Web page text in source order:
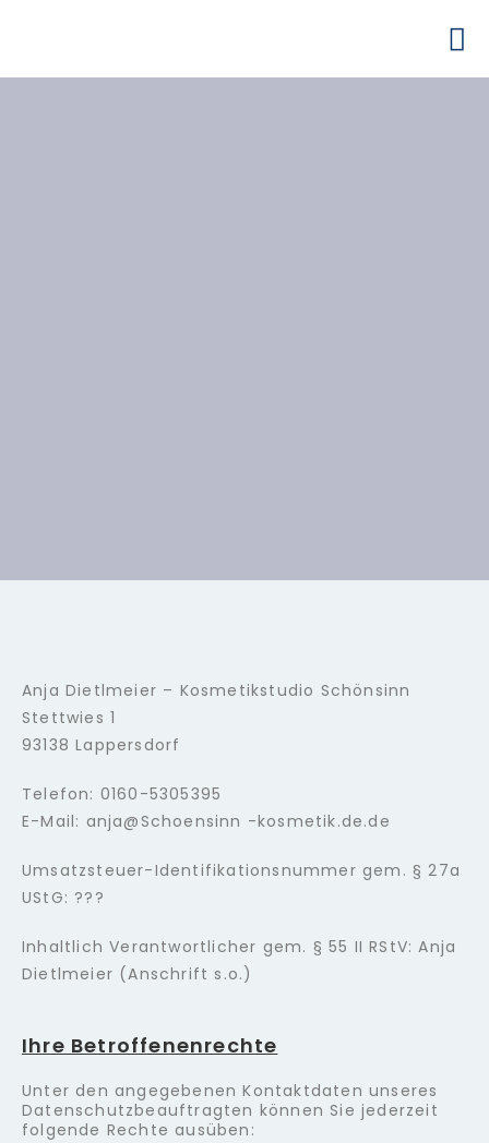
Anja Dietlmeier – Kosmetikstudio Schönsinn
Stettwies 1
93138 Lappersdorf
Telefon: 0160-5305395
E-Mail: anja@Schoensinn -kosmetik.de.de
Umsatzsteuer-Identifikationsnummer gem. § 27a
UStG: ???
Inhaltlich Verantwortlicher gem. § 55 II RStV: Anja
Dietlmeier (Anschrift s.o.)
Ihre Betroffenenrechte
Unter den angegebenen Kontaktdaten unseres
Datenschutzbeauftragten können Sie jederzeit
folgende Rechte ausüben: